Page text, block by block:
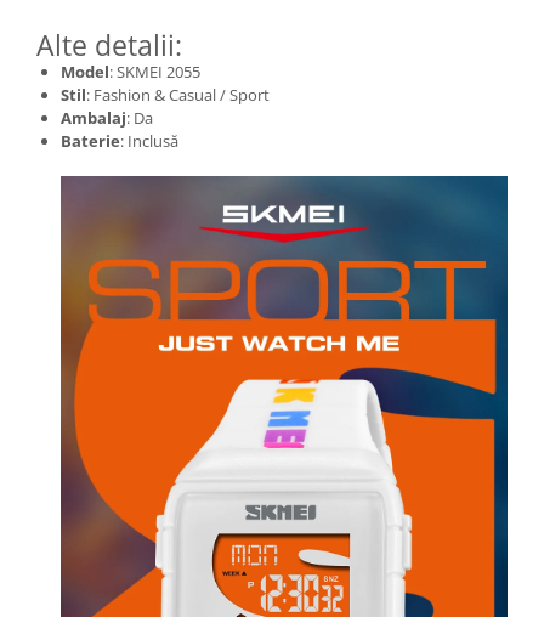
Alte detalii:
Model: SKMEI 2055
Stil: Fashion & Casual / Sport
Ambalaj: Da
Baterie: Inclusă